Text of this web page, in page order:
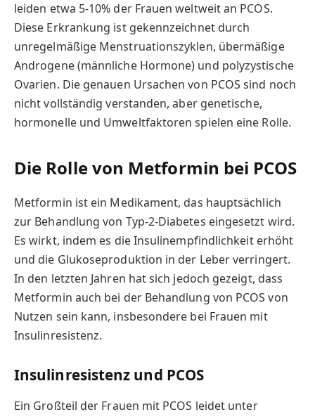
leiden etwa 5-10% der Frauen weltweit an PCOS.
Diese Erkrankung ist gekennzeichnet durch
unregelmäßige Menstruationszyklen, übermäßige
Androgene (männliche Hormone) und polyzystische
Ovarien. Die genauen Ursachen von PCOS sind noch
nicht vollständig verstanden, aber genetische,
hormonelle und Umweltfaktoren spielen eine Rolle.
Die Rolle von Metformin bei PCOS
Metformin ist ein Medikament, das hauptsächlich
zur Behandlung von Typ-2-Diabetes eingesetzt wird.
Es wirkt, indem es die Insulinempfindlichkeit erhöht
und die Glukoseproduktion in der Leber verringert.
In den letzten Jahren hat sich jedoch gezeigt, dass
Metformin auch bei der Behandlung von PCOS von
Nutzen sein kann, insbesondere bei Frauen mit
Insulinresistenz.
Insulinresistenz und PCOS
Ein Großteil der Frauen mit PCOS leidet unter